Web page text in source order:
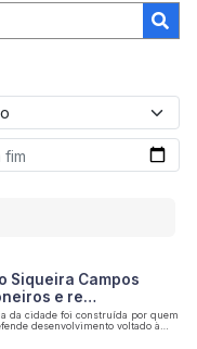
Siqueira Campos
e re…
da cidade foi construída por quem
desenvolvimento voltado à